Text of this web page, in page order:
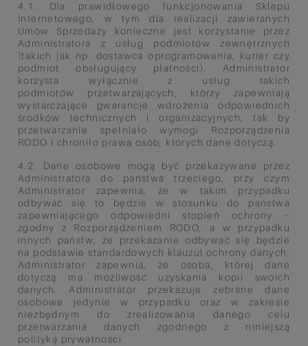
4.1. Dla prawidłowego funkcjonowania Sklepu
Internetowego, w tym dla realizacji zawieranych
Umów Sprzedaży konieczne jest korzystanie przez
Administratora z usług podmiotów zewnętrznych
(takich jak np. dostawca oprogramowania, kurier czy
podmiot obsługujący płatności). Administrator
korzysta wyłącznie z usług takich
podmiotów przetwarzających, którzy zapewniają
wystarczające gwarancje wdrożenia odpowiednich
środków technicznych iorganizacyjnych, tak by
przetwarzanie spełniało wymogi Rozporządzenia
RODO i chroniło prawa osób, których danedotyczą.
4.2. Dane osobowe mogą być przekazywane przez
Administratora do państwa trzeciego, przy czym
Administratorzapewnia, że w takim przypadku
odbywać się to będzie w stosunku do państwa
zapewniającego odpowiedni stopień ochrony –
zgodny z Rozporządzeniem RODO, a w przypadku
innych państw, że przekazanie odbywać się będzie
na podstawie standardowych klauzul ochrony danych.
Administrator zapewnia, że osoba, której dane
dotyczą ma możliwość uzyskania kopii swoich
danych. Administrator przekazuje zebrane dane
osobowe jedynie w przypadku oraz w zakresie
niezbędnym do zrealizowania danego celu
przetwarzania danych zgodnego z niniejszą
polityką prywatności.